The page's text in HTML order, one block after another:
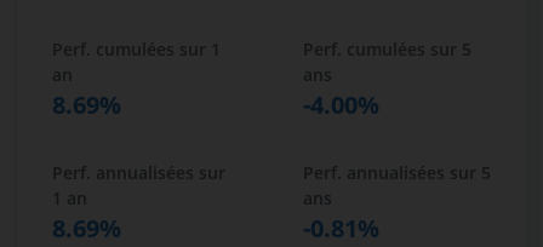
Perf. cumulées sur 1
an
Perf. cumulées sur 5
ans
8.69% -4.00%
Perf. annualisées sur
1 an
Perf. annualisées sur 5
ans
8.69% -0.81%